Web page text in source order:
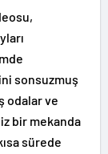
sonsuzmuş
odalar ve
bir mekanda
sürede